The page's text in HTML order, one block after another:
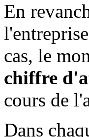
En
cas, le
chiffre
cours de
Dans